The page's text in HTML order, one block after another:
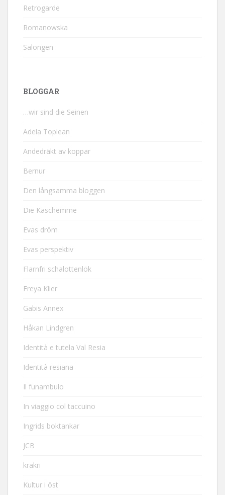
Retrogarde
Romanowska
Salongen
BLOGGAR
…wir sind die Seinen
Adela Toplean
Andedräkt av koppar
Bernur
Den långsamma bloggen
Die Kaschemme
Evas dröm
Evas perspektiv
Flarnfri schalottenlök
Freya Klier
Gabis Annex
Håkan Lindgren
Identità e tutela Val Resia
Identità resiana
Il funambulo
In viaggio col taccuino
Ingrids boktankar
JCB
krakri
Kultur i öst